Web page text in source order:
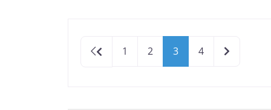
Newer posts
1 2 3 4 Older